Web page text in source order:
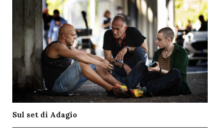
Sul set di Adagio